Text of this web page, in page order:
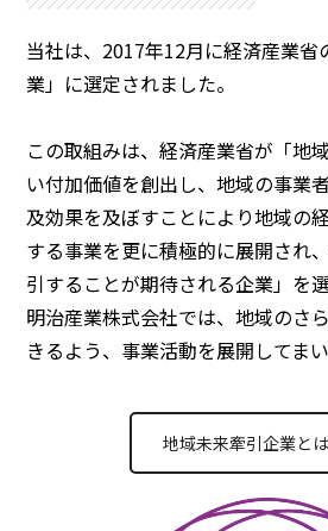
当社は、2017年12月に経済産業省
業」に選定されました。
この取組みは、経済産業省が「地
い付加価値を創出し、地域の事業
及効果を及ぼすことにより地域の
する事業を更に積極的に展開され
引することが期待される企業」を
明治産業株式会社では、地域のさ
きるよう、事業活動を展開してまい
地域未来牽引企業とは